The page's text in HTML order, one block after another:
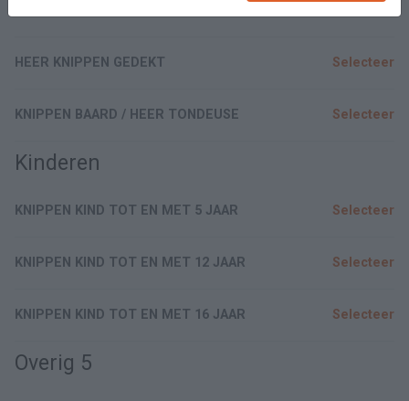
HEER KNIPPEN GEDEKT Selecteer
KNIPPEN BAARD / HEER TONDEUSE Selecteer
Kinderen
KNIPPEN KIND TOT EN MET 5 JAAR Selecteer
KNIPPEN KIND TOT EN MET 12 JAAR Selecteer
KNIPPEN KIND TOT EN MET 16 JAAR Selecteer
Overig 5